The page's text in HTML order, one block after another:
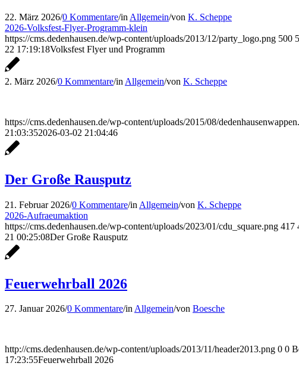
22. März 2026/0 Kommentare/in Allgemein/von K. Scheppe
2026-Volksfest-Flyer-Programm-klein
https://cms.dedenhausen.de/wp-content/uploads/2013/12/party_logo.png 500
22 17:19:18Volksfest Flyer und Programm
2. März 2026/0 Kommentare/in Allgemein/von K. Scheppe
https://cms.dedenhausen.de/wp-content/uploads/2015/08/
21:03:352026-03-02 21:04:46
Der Große Rausputz
21. Februar 2026/0 Kommentare/in Allgemein/von K. Scheppe
2026-Aufraeumaktion
https://cms.dedenhausen.de/wp-content/uploads/2023/01/cdu_square.png 417
21 00:25:08Der Große Rausputz
Feuerwehrball 2026
27. Januar 2026/0 Kommentare/inAllgemein/von Boesche
http://cms.dedenhausen.de/wp-content/uploads/2013/11/header2013.png 0 0
17:23:55Feuerwehrball 2026